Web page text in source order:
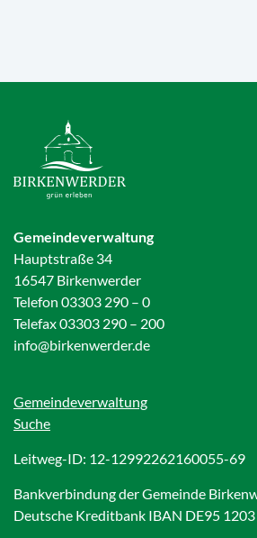
Gemeindeverwaltung
Hauptstraße 34
16547 Birkenwerder
Telefon 03303 290 – 0
Telefax 03303 290 – 200
info@birkenwerder.de
Gemeindeverwaltung
Suche
Leitweg-ID: 12-12992262160055-69
Bankverbindung der Gemeinde
Deutsche Kreditbank IBAN DE95